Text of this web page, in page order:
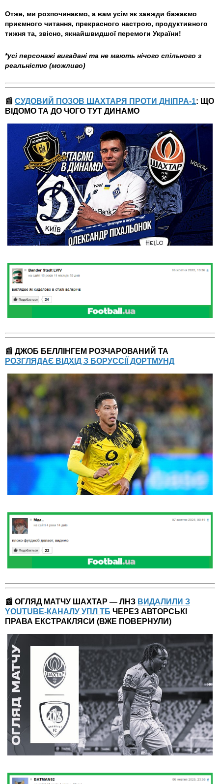
Отже, ми розпочинаємо, а вам усім як завжди бажаємо
приємного читання, прекрасного настрою, продуктивного
тижня та, звісно, якнайшвидшої перемоги України!
*усі персонажі вигадані та не мають нічого спільного з
реальністю (можливо)
📰 СУДОВИЙ ПОЗОВ ШАХТАРЯ ПРОТИ ДНІПРА-1: ЩО
ВІДОМО ТА ДО ЧОГО ТУТ ДИНАМО
📰 ДЖОБ БЕЛЛІНГЕМ РОЗЧАРОВАНИЙ ТА
РОЗГЛЯДАЄ ВІДХІД З БОРУССІЇ ДОРТМУНД
📰 ОГЛЯД МАТЧУ ШАХТАР — ЛНЗ ВИДАЛИЛИ З
YOUTUBE-КАНАЛУ УПЛ ТБ ЧЕРЕЗ АВТОРСЬКІ
ПРАВА ЕКСТРАКЛЯСИ (ВЖЕ ПОВЕРНУЛИ)